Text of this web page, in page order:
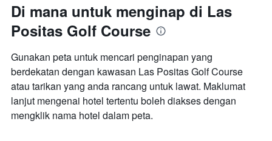
Di mana untuk menginap di Las
Positas Golf Course
Gunakan peta untuk mencari penginapan yang
berdekatan dengan kawasan Las Positas Golf Course
atau tarikan yang anda rancang untuk lawat. Maklumat
lanjut mengenai hotel tertentu boleh diakses dengan
mengklik nama hotel dalam peta.